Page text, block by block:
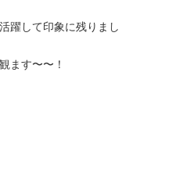
躍して印象に残りまし
ます〜〜！